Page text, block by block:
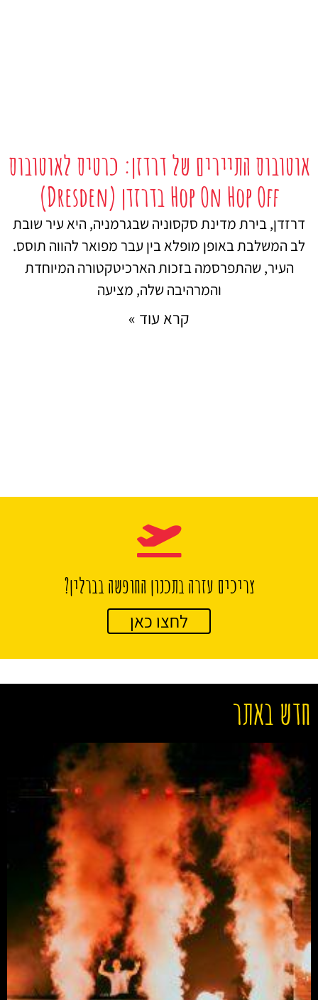
אוטובוס התיירים של דרדזן: כרטיס לאוטובוס
Hop On Hop Off בדרזדן (Dresden)
דרזדן, בירת מדינת סקסוניה שבגרמניה, היא עיר שובת
לב המשלבת באופן מופלא בין עבר מפואר להווה תוסס.
העיר, שהתפרסמה בזכות הארכיטקטורה המיוחדת
והמרהיבה שלה, מציעה
קרא עוד »
צריכים עזרה בתכנון החופשה בברלין?
לחצו כאן
חדש באתר